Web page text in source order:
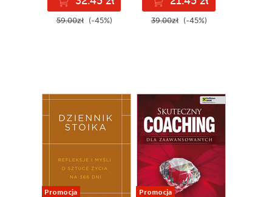
59.00zł (-45%) 39.00zł (-45%)
Promocja Promocja